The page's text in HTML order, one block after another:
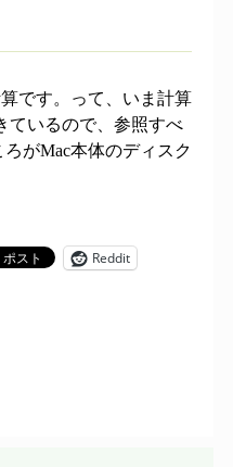
です。って、いま計算
ているので、参照すべ
がMac本体のディスク
Reddit